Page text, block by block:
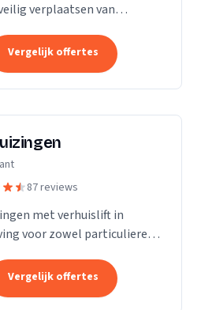
verplaatsen van
Vergelijk offertes
87 reviews
met verhuislift in
voor zowel particulieren
Vergelijk offertes